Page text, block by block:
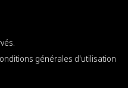
générales d'utilisation